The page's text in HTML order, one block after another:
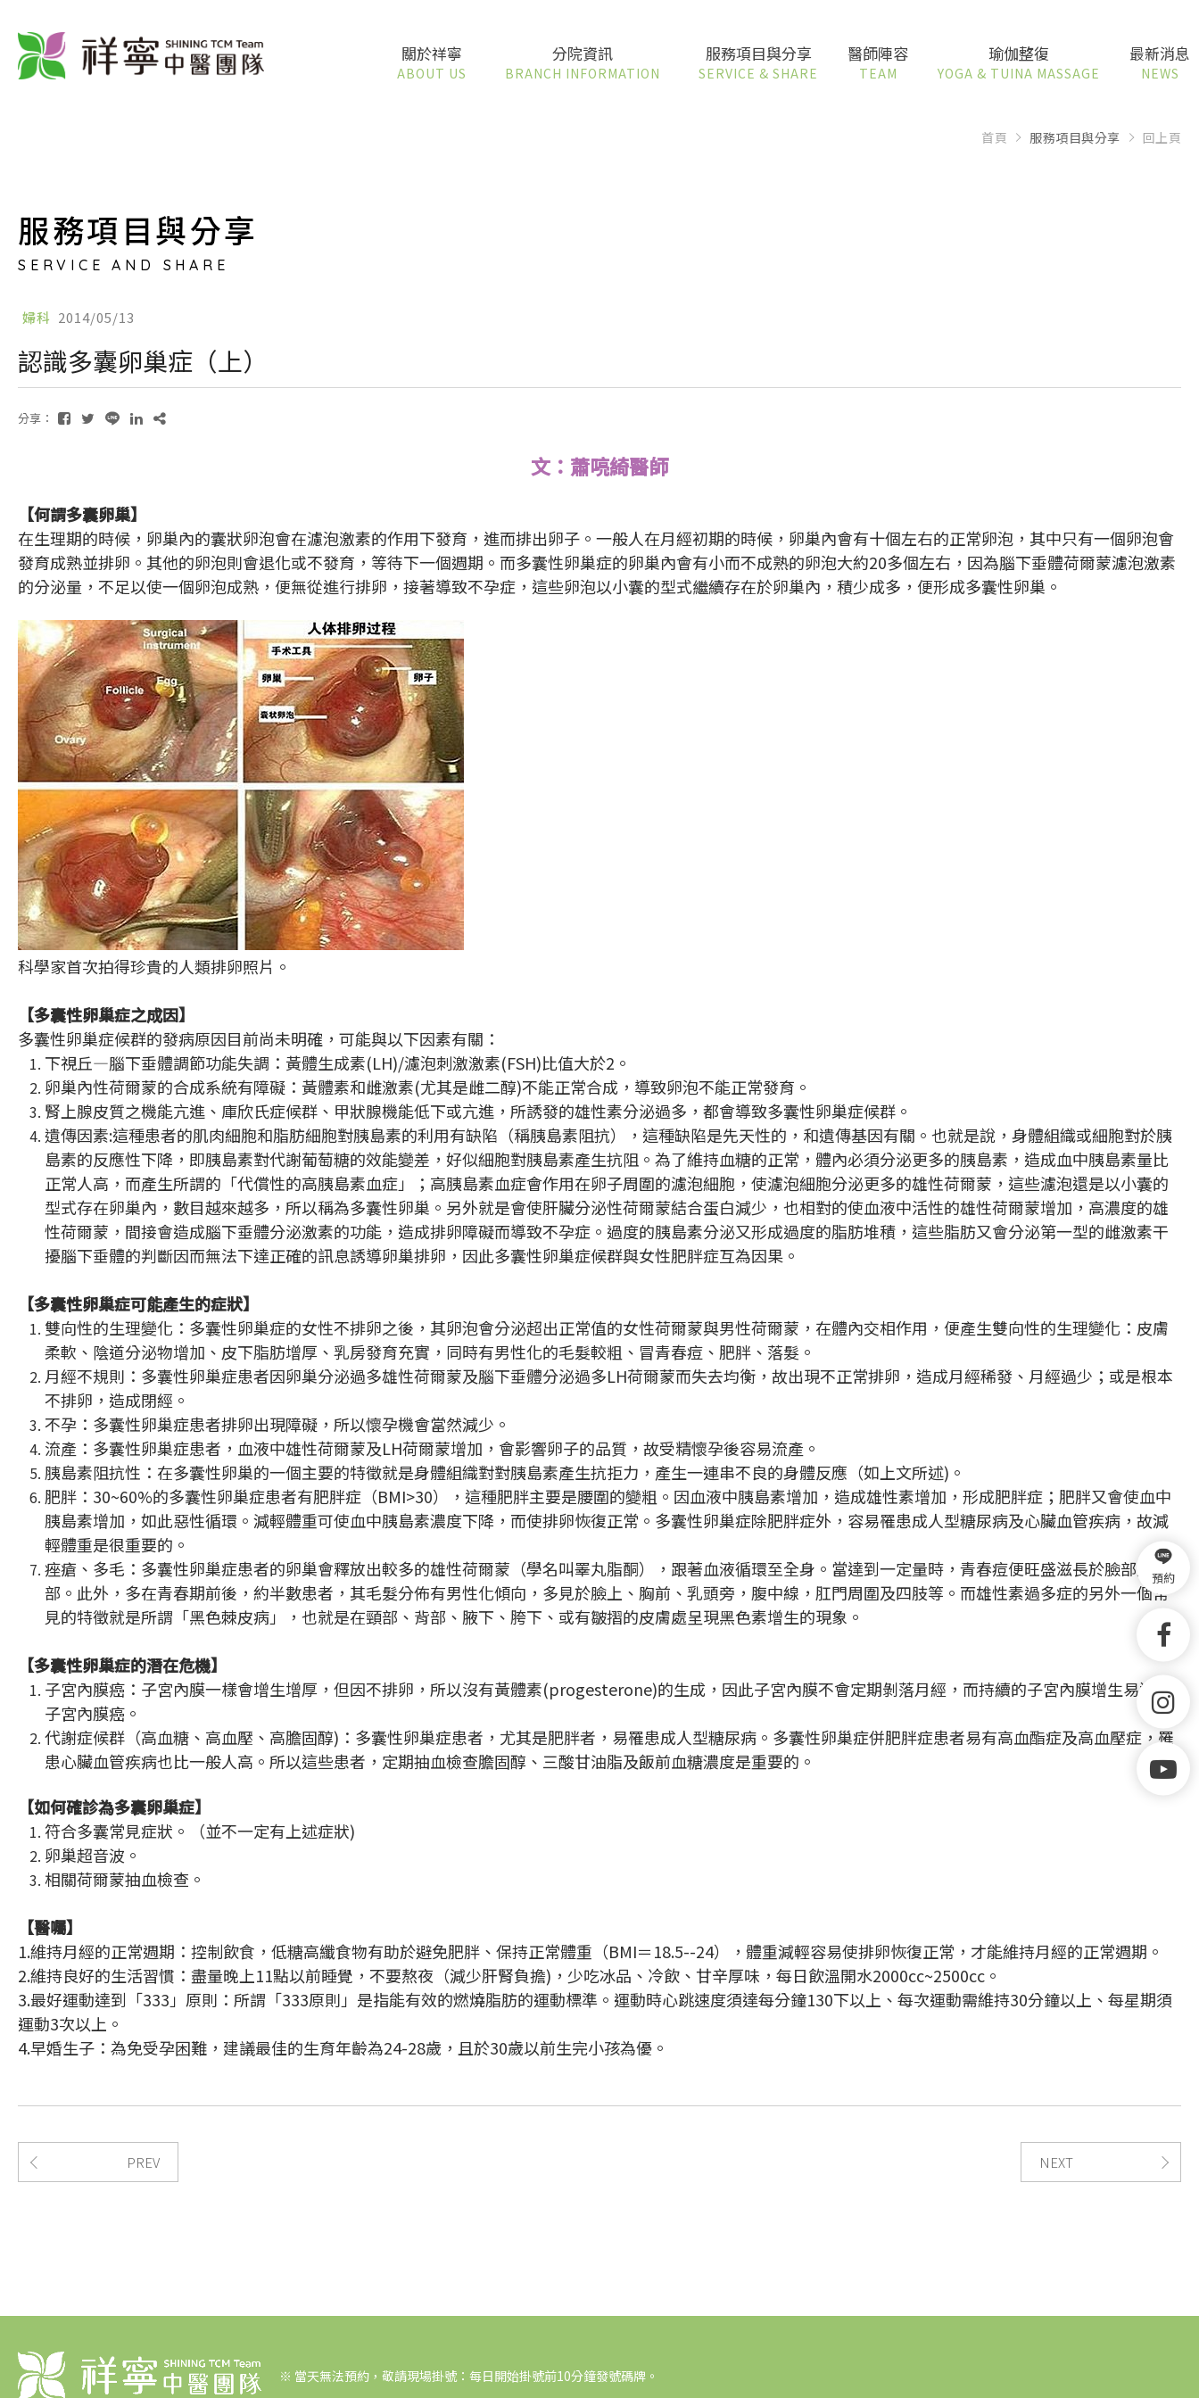
關於祥寧
ABOUT US
分院資訊
BRANCH INFORMATION
服務項目與分享
SERVICE & SHARE
醫師陣容
TEAM
瑜伽整復
YOGA & TUINA MASSAGE
最新消息
NEWS
首頁 服務項目與分享 回上頁
服務項目與分享
SERVICE AND SHARE
婦科 2014/05/13
認識多囊卵巢症（上）
分享：
文：蕭喨綺醫師
【何謂多囊卵巢】
在生理期的時候，卵巢內的囊狀卵泡會在濾泡激素的作用下發育，進而排出卵子。一般人在月經初期的時候，卵巢內會有十個左右的正常卵泡，其中只有一個卵泡會
發育成熟並排卵。其他的卵泡則會退化或不發育，等待下一個週期。而多囊性卵巢症的卵巢內會有小而不成熟的卵泡大約20多個左右，因為腦下垂體荷爾蒙濾泡激素
的分泌量，不足以使一個卵泡成熟，便無從進行排卵，接著導致不孕症，這些卵泡以小囊的型式繼續存在於卵巢內，積少成多，便形成多囊性卵巢。
科學家首次拍得珍貴的人類排卵照片。
【多囊性卵巢症之成因】
多囊性卵巢症候群的發病原因目前尚未明確，可能與以下因素有關：
下視丘—腦下垂體調節功能失調：黃體生成素(LH)/濾泡刺激激素(FSH)比值大於2。
卵巢內性荷爾蒙的合成系統有障礙：黃體素和雌激素(尤其是雌二醇)不能正常合成，導致卵泡不能正常發育。
腎上腺皮質之機能亢進、庫欣氏症候群、甲狀腺機能低下或亢進，所誘發的雄性素分泌過多，都會導致多囊性卵巢症候群。
遺傳因素:這種患者的肌肉細胞和脂肪細胞對胰島素的利用有缺陷（稱胰島素阻抗），這種缺陷是先天性的，和遺傳基因有關。也就是說，身體組織或細胞對於胰
島素的反應性下降，即胰島素對代謝葡萄糖的效能變差，好似細胞對胰島素產生抗阻。為了維持血糖的正常，體內必須分泌更多的胰島素，造成血中胰島素量比
正常人高，而產生所謂的「代償性的高胰島素血症」；高胰島素血症會作用在卵子周圍的濾泡細胞，使濾泡細胞分泌更多的雄性荷爾蒙，這些濾泡還是以小囊的
型式存在卵巢內，數目越來越多，所以稱為多囊性卵巢。另外就是會使肝臟分泌性荷爾蒙結合蛋白減少，也相對的使血液中活性的雄性荷爾蒙增加，高濃度的雄
性荷爾蒙，間接會造成腦下垂體分泌激素的功能，造成排卵障礙而導致不孕症。過度的胰島素分泌又形成過度的脂肪堆積，這些脂肪又會分泌第一型的雌激素干
擾腦下垂體的判斷因而無法下達正確的訊息誘導卵巢排卵，因此多囊性卵巢症候群與女性肥胖症互為因果。
【多囊性卵巢症可能產生的症狀】
雙向性的生理變化：多囊性卵巢症的女性不排卵之後，其卵泡會分泌超出正常值的女性荷爾蒙與男性荷爾蒙，在體內交相作用，便產生雙向性的生理變化：皮膚
柔軟、陰道分泌物增加、皮下脂肪增厚、乳房發育充實，同時有男性化的毛髮較粗、冒青春痘、肥胖、落髮。
月經不規則：多囊性卵巢症患者因卵巢分泌過多雄性荷爾蒙及腦下垂體分泌過多LH荷爾蒙而失去均衡，故出現不正常排卵，造成月經稀發、月經過少；或是根本
不排卵，造成閉經。
不孕：多囊性卵巢症患者排卵出現障礙，所以懷孕機會當然減少。
流產：多囊性卵巢症患者，血液中雄性荷爾蒙及LH荷爾蒙增加，會影響卵子的品質，故受精懷孕後容易流產。
胰島素阻抗性：在多囊性卵巢的一個主要的特徵就是身體組織對對胰島素產生抗拒力，產生一連串不良的身體反應（如上文所述)。
肥胖：30~60%的多囊性卵巢症患者有肥胖症（BMI>30），這種肥胖主要是腰圍的變粗。因血液中胰島素增加，造成雄性素增加，形成肥胖症；肥胖又會使血中
胰島素增加，如此惡性循環。減輕體重可使血中胰島素濃度下降，而使排卵恢復正常。多囊性卵巢症除肥胖症外，容易罹患成人型糖尿病及心臟血管疾病，故減
輕體重是很重要的。
痤瘡、多毛：多囊性卵巢症患者的卵巢會釋放出較多的雄性荷爾蒙（學名叫睪丸脂酮），跟著血液循環至全身。當達到一定量時，青春痘便旺盛滋長於臉部及背
部。此外，多在青春期前後，約半數患者，其毛髮分佈有男性化傾向，多見於臉上、胸前、乳頭旁，腹中線，肛門周圍及四肢等。而雄性素過多症的另外一個常
見的特徵就是所謂「黑色棘皮病」，也就是在頸部、背部、腋下、胯下、或有皺摺的皮膚處呈現黑色素增生的現象。
【多囊性卵巢症的潛在危機】
子宮內膜癌：子宮內膜一樣會增生增厚，但因不排卵，所以沒有黃體素(progesterone)的生成，因此子宮內膜不會定期剝落月經，而持續的子宮內膜增生易造成
子宮內膜癌。
代謝症候群（高血糖、高血壓、高膽固醇)：多囊性卵巢症患者，尤其是肥胖者，易罹患成人型糖尿病。多囊性卵巢症併肥胖症患者易有高血酯症及高血壓症，罹
患心臟血管疾病也比一般人高。所以這些患者，定期抽血檢查膽固醇、三酸甘油脂及飯前血糖濃度是重要的。
【如何確診為多囊卵巢症】
符合多囊常見症狀。（並不一定有上述症狀)
卵巢超音波。
相關荷爾蒙抽血檢查。
【醫囑】
1.維持月經的正常週期：控制飲食，低糖高纖食物有助於避免肥胖、保持正常體重（BMI＝18.5--24），體重減輕容易使排卵恢復正常，才能維持月經的正常週期。
2.維持良好的生活習慣：盡量晚上11點以前睡覺，不要熬夜（減少肝腎負擔)，少吃冰品、冷飲、甘辛厚味，每日飲溫開水2000cc~2500cc。
3.最好運動達到「333」原則：所謂「333原則」是指能有效的燃燒脂肪的運動標準。運動時心跳速度須達每分鐘130下以上、每次運動需維持30分鐘以上、每星期須
運動3次以上。
4.早婚生子：為免受孕困難，建議最佳的生育年齡為24-28歲，且於30歲以前生完小孩為優。
PREV NEXT
預約
※ 當天無法預約，敬請現場掛號：每日開始掛號前10分鐘發號碼牌。